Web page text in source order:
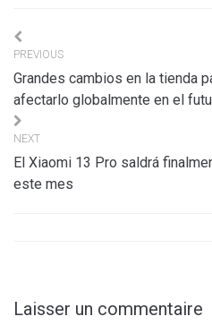
Navigation
de
l’article
PREVIOUS
Grandes cambios en la tienda
afectarlo globalmente en el
NEXT
El Xiaomi 13 Pro saldrá
este mes
Laisser un commentaire